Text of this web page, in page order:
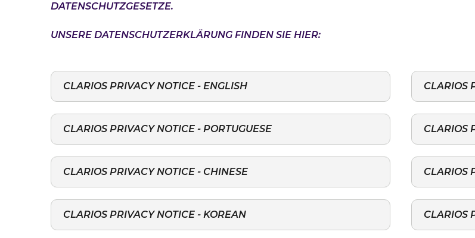
DATENSCHUTZGESETZE.
UNSERE DATENSCHUTZERKLÄRUNG FINDEN SIE HIER:
CLARIOS PRIVACY NOTICE - ENGLISH CLARIOS
CLARIOS PRIVACY NOTICE - PORTUGUESE CLARIOS
CLARIOS PRIVACY NOTICE - CHINESE CLARIOS
CLARIOS PRIVACY NOTICE - KOREAN CLARIOS